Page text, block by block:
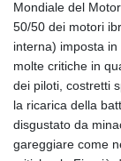
Mondiale del
50/50 dei motori
interna) imposta
molte critiche in
dei piloti, costretti
la ricarica della
disgustato da
gareggiare come